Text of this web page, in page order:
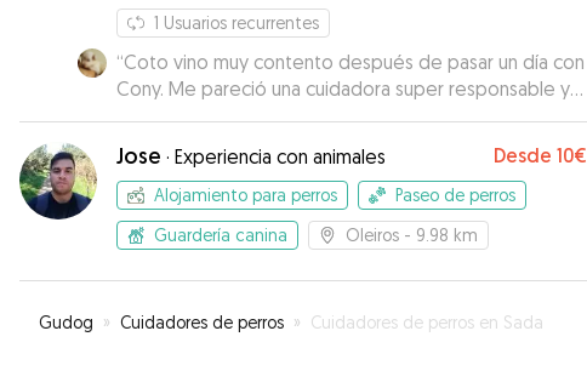
1 Usuarios recurrentes
“Coto vino muy contento después de pasar un día con
Cony. Me pareció una cuidadora super responsable y
atenta.”
Jose · Experiencia con animales Desde 10€
Alojamiento para perros
Paseo de perros
Guardería canina
Oleiros - 9.98 km
Gudog » Cuidadores de perros » Cuidadores de perros en Sada